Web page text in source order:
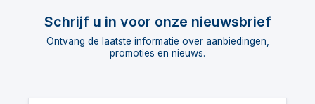
Schrijf u in voor onze nieuwsbrief
Ontvang de laatste informatie over aanbiedingen,
promoties en nieuws.